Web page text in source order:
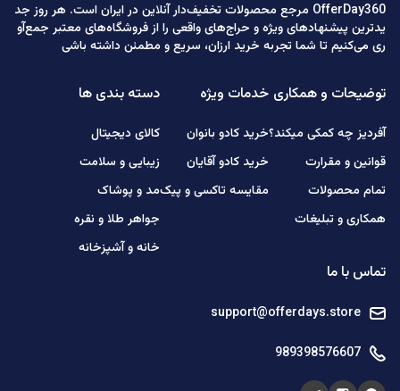
OfferDay360 مرجع محصولات تخفیف‌دار آنلاین در ایران است. هر روز جد
یدترین پیشنهادهای ویژه و حراج‌های واقعی را از فروشگاه‌های معتبر جمع‌آو
ری می‌کنیم تا شما تجربه خرید ارزان، سریع و مطمئن داشته باشی
توضیحات و همکاری
آفردیز چه کمکی میکند؟
قوانین و مقرارت
تمام محصولات
همکاری و تبلیغات
خدمات ویژه
خرید کادو بانوان
خرید کادو آقایان
مقایسه تاکسی و پیک
دسته بندی ها
کالای دیجیتال
زیبایی و سلامت
مد و پوشاک
جواهر طلا و نقره
خانه و آشپزخانه
تماس با ما
support@offerdays.store
989398576607